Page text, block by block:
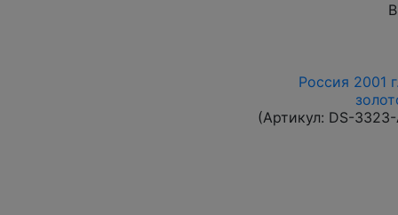
Россия 2001
(Артикул: DS-